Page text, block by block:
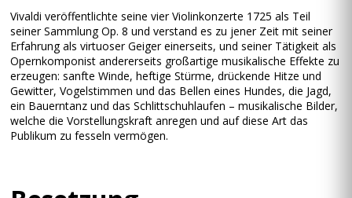
Vivaldi veröffentlichte seine vier Violinkonzerte 1725 als Teil
seiner Sammlung Op. 8 und verstand es zu jener Zeit mit seiner
Erfahrung als virtuoser Geiger einerseits, und seiner Tätigkeit als
Opernkomponist andererseits großartige musikalische Effekte zu
erzeugen: sanfte Winde, heftige Stürme, drückende Hitze und
Gewitter, Vogelstimmen und das Bellen eines Hundes, die Jagd,
ein Bauerntanz und das Schlittschuhlaufen – musikalische Bilder,
welche die Vorstellungskraft anregen und auf diese Art das
Publikum zu fesseln vermögen.